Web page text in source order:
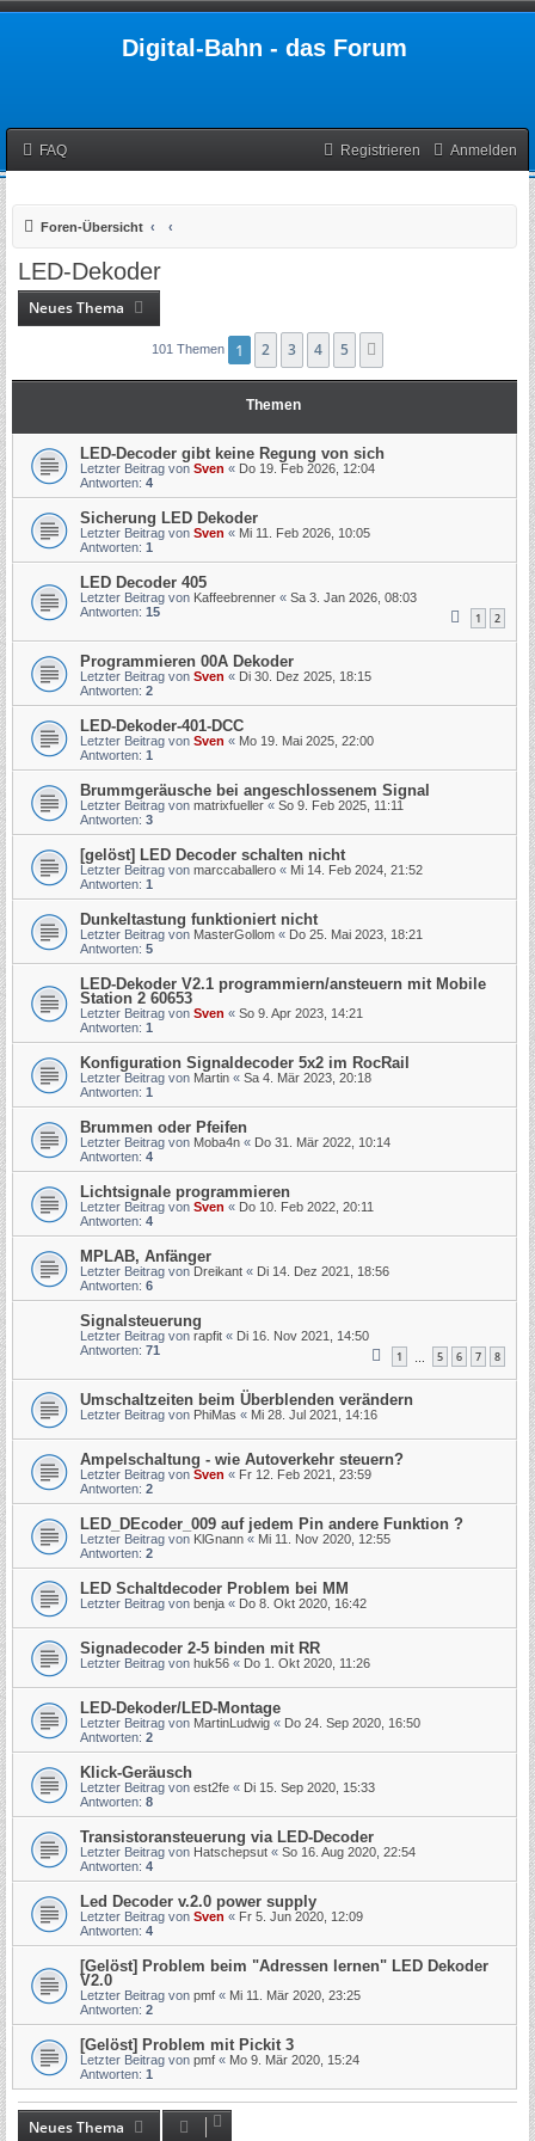
Digital-Bahn - das Forum
FAQ Anmelden
Registrieren
Foren-Übersicht
LED-Dekoder
Neues Thema
101 Themen 1 2 3 4 5
Themen
LED-Decoder gibt keine Regung von sich
Letzter Beitrag von Sven « Do 19. Feb 2026, 12:04
Antworten: 4
Sicherung LED Dekoder
Letzter Beitrag von Sven « Mi 11. Feb 2026, 10:05
Antworten: 1
LED Decoder 405
Letzter Beitrag von Kaffeebrenner « Sa 3. Jan 2026, 08:03
Antworten: 15 1 2
Programmieren 00A Dekoder
Letzter Beitrag von Sven « Di 30. Dez 2025, 18:15
Antworten: 2
LED-Dekoder-401-DCC
Letzter Beitrag von Sven « Mo 19. Mai 2025, 22:00
Antworten: 1
Brummgeräusche bei angeschlossenem Signal
Letzter Beitrag von matrixfueller « So 9. Feb 2025, 11:11
Antworten: 3
[gelöst] LED Decoder schalten nicht
Letzter Beitrag von marccaballero « Mi 14. Feb 2024, 21:52
Antworten: 1
Dunkeltastung funktioniert nicht
Letzter Beitrag von MasterGollom « Do 25. Mai 2023, 18:21
Antworten: 5
LED-Dekoder V2.1 programmiern/ansteuern mit Mobile
Station 2 60653
Letzter Beitrag von Sven « So 9. Apr 2023, 14:21
Antworten: 1
Konfiguration Signaldecoder 5x2 im RocRail
Letzter Beitrag von Martin « Sa 4. Mär 2023, 20:18
Antworten: 1
Brummen oder Pfeifen
Letzter Beitrag von Moba4n « Do 31. Mär 2022, 10:14
Antworten: 4
Lichtsignale programmieren
Letzter Beitrag von Sven « Do 10. Feb 2022, 20:11
Antworten: 4
MPLAB, Anfänger
Letzter Beitrag von Dreikant « Di 14. Dez 2021, 18:56
Antworten: 6
Signalsteuerung
Letzter Beitrag von rapfit « Di 16. Nov 2021, 14:50
Antworten: 71 1 … 5 6 7 8
Umschaltzeiten beim Überblenden verändern
Letzter Beitrag von PhiMas « Mi 28. Jul 2021, 14:16
Ampelschaltung - wie Autoverkehr steuern?
Letzter Beitrag von Sven « Fr 12. Feb 2021, 23:59
Antworten: 2
LED_DEcoder_009 auf jedem Pin andere Funktion ?
Letzter Beitrag von KlGnann « Mi 11. Nov 2020, 12:55
Antworten: 2
LED Schaltdecoder Problem bei MM
Letzter Beitrag von benja « Do 8. Okt 2020, 16:42
Signadecoder 2-5 binden mit RR
Letzter Beitrag von huk56 « Do 1. Okt 2020, 11:26
LED-Dekoder/LED-Montage
Letzter Beitrag von MartinLudwig « Do 24. Sep 2020, 16:50
Antworten: 2
Klick-Geräusch
Letzter Beitrag von est2fe « Di 15. Sep 2020, 15:33
Antworten: 8
Transistoransteuerung via LED-Decoder
Letzter Beitrag von Hatschepsut « So 16. Aug 2020, 22:54
Antworten: 4
Led Decoder v.2.0 power supply
Letzter Beitrag von Sven « Fr 5. Jun 2020, 12:09
Antworten: 4
[Gelöst] Problem beim "Adressen lernen" LED Dekoder
V2.0
Letzter Beitrag von pmf « Mi 11. Mär 2020, 23:25
Antworten: 2
[Gelöst] Problem mit Pickit 3
Letzter Beitrag von pmf « Mo 9. Mär 2020, 15:24
Antworten: 1
Neues Thema